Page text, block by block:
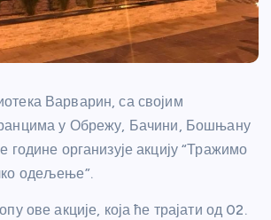
Варварин, са својим
у Обрежу, Бачини, Бошњану
године организује акцију “Тражимо
одељење”.
ове акције, која ће трајати од 02.